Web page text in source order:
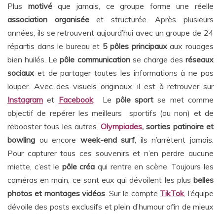
Plus motivéque jamais, ce groupe forme une réelle
association organiséeet structurée. Après plusieurs
années, ils se retrouvent aujourd’hui avec un groupe de 24
répartis dans le bureau et 5 pôles principauxaux rouages
bien huilés. Lepôle communicationse charge des réseaux
sociaux et de partager toutes les informations à ne pas
louper. Avec des visuels originaux, il est à retrouver sur
Instagram et Facebook. Le pôle sport se met comme
objectif de repérer les meilleurs sportifs (ou non) et de
rebooster tous les autres.Olympiades, sorties patinoire et
bowling ou encore week-end surf , ils n’arrêtent jamais.
Pour capturer tous ces souvenirs et n’en perdre aucune
miette, c’est le pôle créa qui rentre en scène. Toujours les
caméras en main, ce sont eux qui dévoilent les plus belles
photos et montages vidéos . Sur le compte TikTok, l’équipe
dévoile des posts exclusifs et plein d’humour afin de mieux